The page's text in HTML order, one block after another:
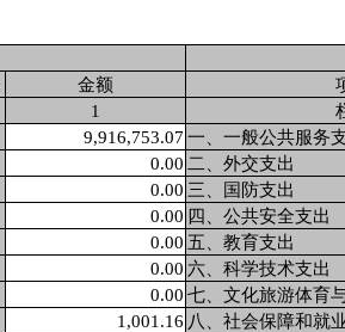
金额
1
9,916,753.07 一、一般公共服务
0.00 二、外交支出
0.00 三、国防支出
0.00 四、公共安全支出
0.00 五、教育支出
0.00 六、科学技术支出
0.00 七、文化旅游体育
1,001.16 八、社会保障和就